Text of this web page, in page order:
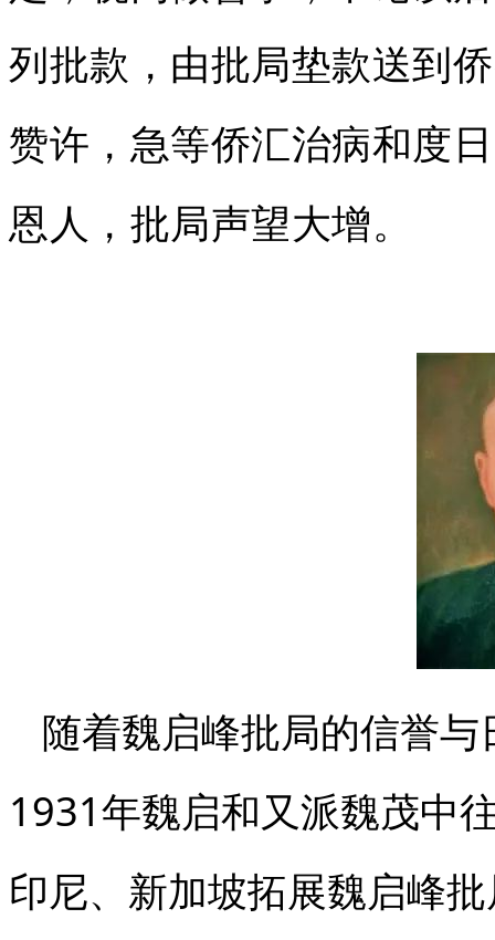
列批款，由批局垫款送到
赞许，急等侨汇治病和度
恩人，批局声望大增。
随着魏启峰批局的信誉
1931年魏启和又派魏茂中
印尼、新加坡拓展魏启峰